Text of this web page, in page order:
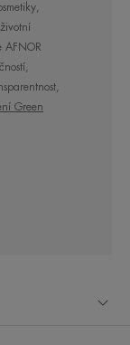
usnadní
AFNOR
Green